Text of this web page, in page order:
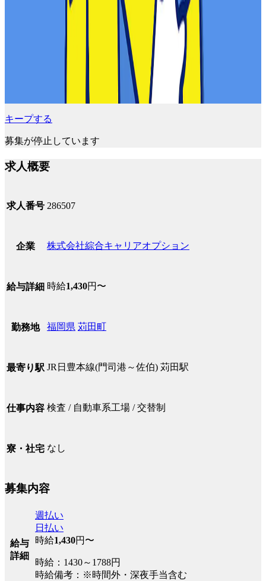
キープする
募集が停止しています
求人概要
求人番号 286507
企業 株式会社綜合キャリアオプション
給与詳細 時給1,430円〜
勤務地 福岡県 苅田町
最寄り駅 JR日豊本線(門司港～佐伯) 苅田駅
仕事内容 検査 / 自動車系工場 / 交替制
寮・社宅 なし
募集内容
給与
詳細
週払い
日払い
時給1,430円〜
時給：1430～1788円
時給備考：※時間外・深夜手当含む